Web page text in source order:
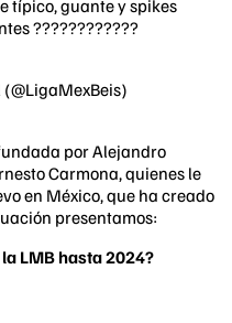
típico, guante y spikes
????????????
por Alejandro
Carmona, quienes le
en México, que ha creado
presentamos:
LMB hasta 2024?